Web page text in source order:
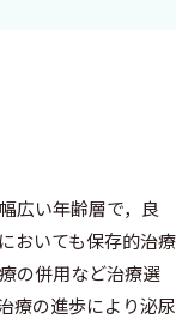
広い年齢層で，良
おいても保存的治療
の併用など治療選
療の進歩により泌尿